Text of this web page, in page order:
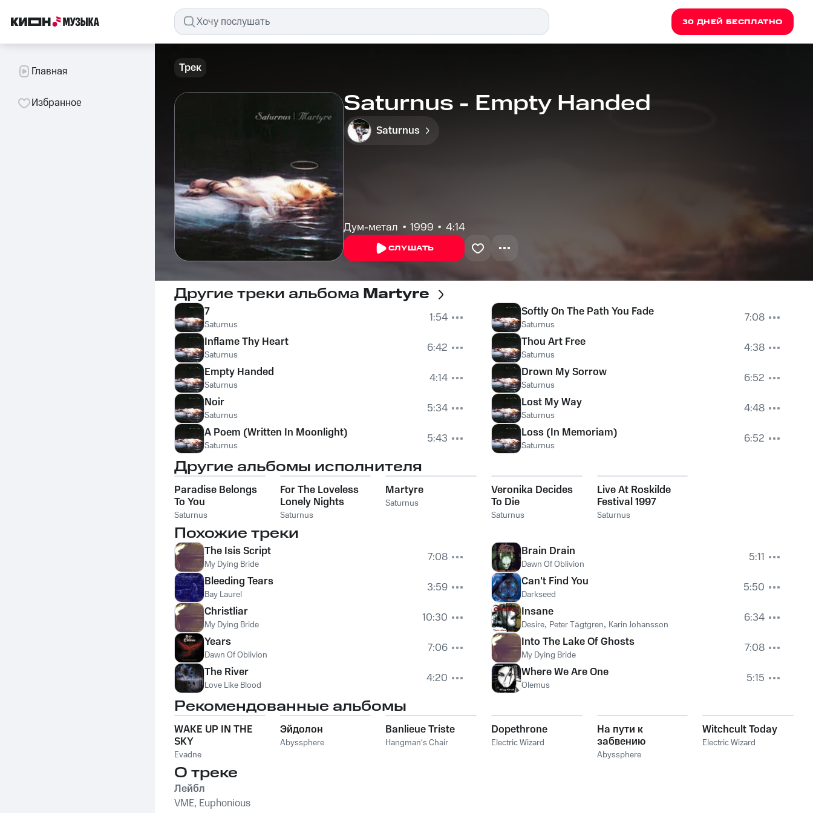
30 ДНЕЙ БЕСПЛАТНО
Главная
Избранное
Трек
Saturnus - Empty Handed
Saturnus
Дум-метал 1999 4:14
СЛУШАТЬ
Другие треки альбома Martyre
7
Saturnus
1:54
Inflame Thy Heart
Saturnus
6:42
Empty Handed
Saturnus
4:14
Noir
Saturnus
5:34
A Poem (Written In Moonlight)
Saturnus 5:43
Softly On The Path You Fade
Saturnus
7:08
Thou Art Free
Saturnus
4:38
Drown My Sorrow
Saturnus
6:52
Lost My Way
Saturnus
4:48
Loss (In Memoriam)
Saturnus 6:52
Другие альбомы исполнителя
Paradise Belongs
To You
Saturnus
For The Loveless
Lonely Nights
(2010 Re-release)
Saturnus
Martyre
Saturnus
Veronika Decides
To Die
Saturnus
Live At Roskilde
Festival 1997
Saturnus
Похожие треки
The Isis Script
My Dying Bride
7:08
Bleeding Tears
Bay Laurel
3:59
Christliar
My Dying Bride
10:30
Years
Dawn Of Oblivion
7:06
The River
Love Like Blood 4:20
Brain Drain
Dawn Of Oblivion
5:11
Can't Find You
Darkseed
5:50
Insane
Desire, Peter Tägtgren, Karin Johansson
6:34
Into The Lake Of Ghosts
My Dying Bride
7:08
Where We Are One
Olemus 5:15
Рекомендованные альбомы
WAKE UP IN THE
SKY
Evadne
Эйдолон
Abyssphere
Banlieue Triste
Hangman's Chair
Dopethrone
Electric Wizard
На пути к
забвению
Abyssphere
Witchcult Today
Electric Wizard
О треке
Лейбл
VME, Euphonious